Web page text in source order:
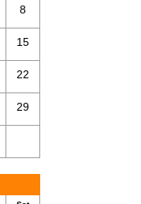
8
15
22
29